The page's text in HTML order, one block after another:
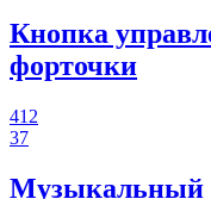
Кнопка
форточки
412
37
Музыкальный